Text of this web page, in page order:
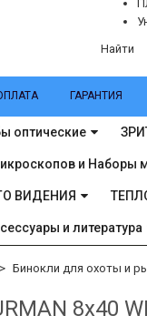
Найти
ГАРАНТИЯ
оптические
и Наборы
ВИДЕНИЯ
и литература
Бинокли для охоты и
8x40